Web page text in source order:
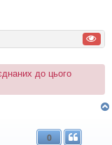
до цього
0